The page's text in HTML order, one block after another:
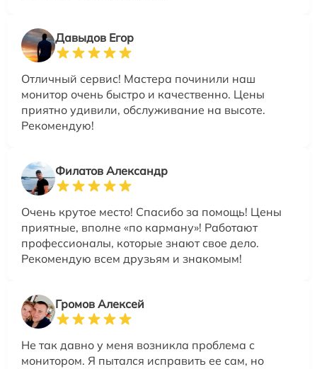
Давыдов Егор
Отличный сервис! Мастера починили наш
монитор очень быстро и качественно. Цены
приятно удивили, обслуживание на высоте.
Рекомендую!
Филатов Александр
Очень крутое место! Спасибо за помощь! Цены
приятные, вполне «по карману»! Работают
профессионалы, которые знают свое дело.
Рекомендую всем друзьям и знакомым!
Громов Алексей
Не так давно у меня возникла проблема с
монитором. Я пытался исправить ее сам, но